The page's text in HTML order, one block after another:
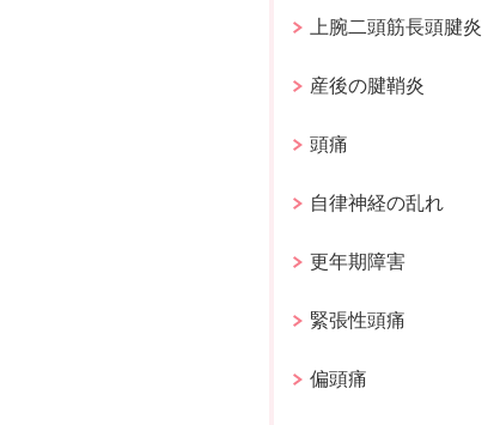
上腕二頭筋長頭腱炎
産後の腱鞘炎
頭痛
自律神経の乱れ
更年期障害
緊張性頭痛
偏頭痛